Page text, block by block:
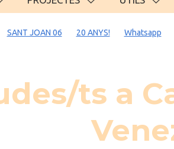
SANT JOAN 06 20 ANYS! Whatsapp
ts a